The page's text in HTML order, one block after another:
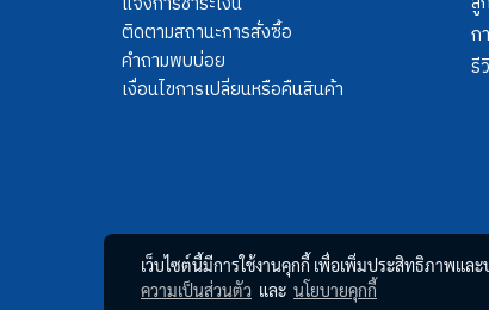
ติดตามสถานะการสั่งซื้อ
คำถามพบบ่อย
เงื่อนไขการเปลี่ยนหรือคืนสินค้า
ก
รี
เว็บไซต์นี้มีการใช้งานคุกกี้ เพื่อเพิ่มประสิทธิภาพแล
ความเป็นส่วนตัว และ นโยบายคุกกี้